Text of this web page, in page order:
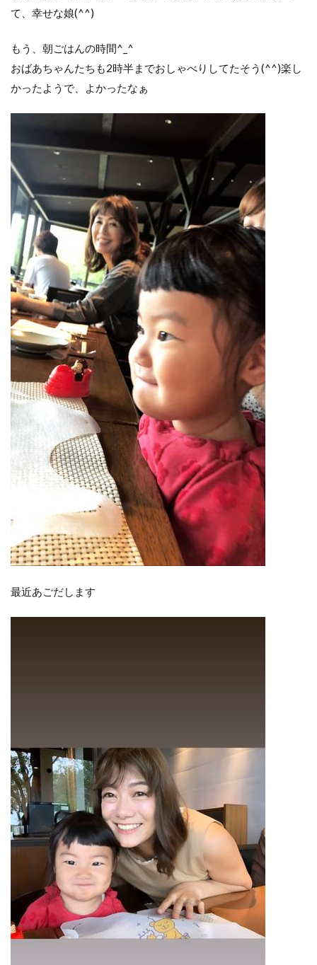
て、幸せな娘(^^)
もう、朝ごはんの時間^_^
おばあちゃんたちも2時半までおしゃべりしてたそう(^^)楽し
かったようで、よかったなぁ
最近あごだします